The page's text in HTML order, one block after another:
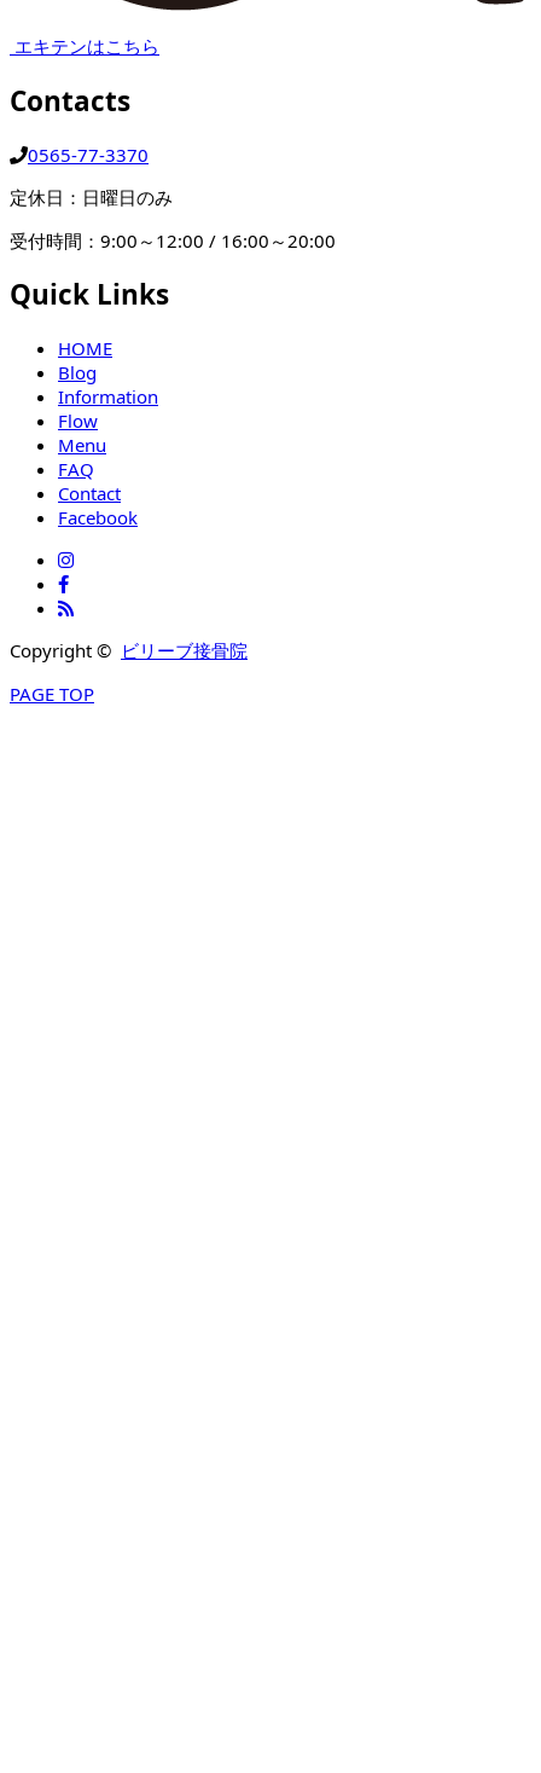
エキテンはこちら
Contacts
0565-77-3370
定休日：日曜日のみ
受付時間：9:00～12:00 / 16:00～20:00
Quick Links
HOME
Blog
Information
Flow
Menu
FAQ
Contact
Facebook
Copyright © ビリーブ接骨院
PAGE TOP